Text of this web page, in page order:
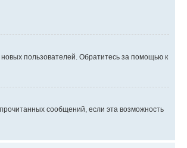
пользователей. Обратитесь за помощью к
сообщений, если эта возможность